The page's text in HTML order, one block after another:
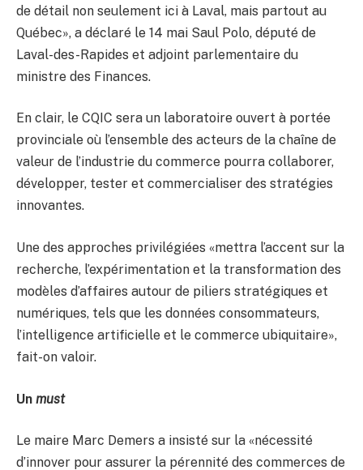
de détail non seulement ici à Laval, mais partout au
Québec», a déclaré le 14 mai Saul Polo, député de
Laval-des-Rapides et adjoint parlementaire du
ministre des Finances.
En clair, le CQIC sera un laboratoire ouvert à portée
provinciale où l’ensemble des acteurs de la chaîne de
valeur de l’industrie du commerce pourra collaborer,
développer, tester et commercialiser des stratégies
innovantes.
Une des approches privilégiées «mettra l’accent sur la
recherche, l’expérimentation et la transformation des
modèles d’affaires autour de piliers stratégiques et
numériques, tels que les données consommateurs,
l’intelligence artificielle et le commerce ubiquitaire»,
fait-on valoir.
Un must
Le maire Marc Demers a insisté sur la «nécessité
d’innover pour assurer la pérennité des commerces de